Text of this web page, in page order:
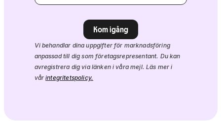
Kom igång
Vi behandlar dina uppgifter för marknadsföring
anpassad till dig som företagsrepresentant. Du kan
avregistrera dig via länken i våra mejl. Läs mer i
vår integritetspolicy.